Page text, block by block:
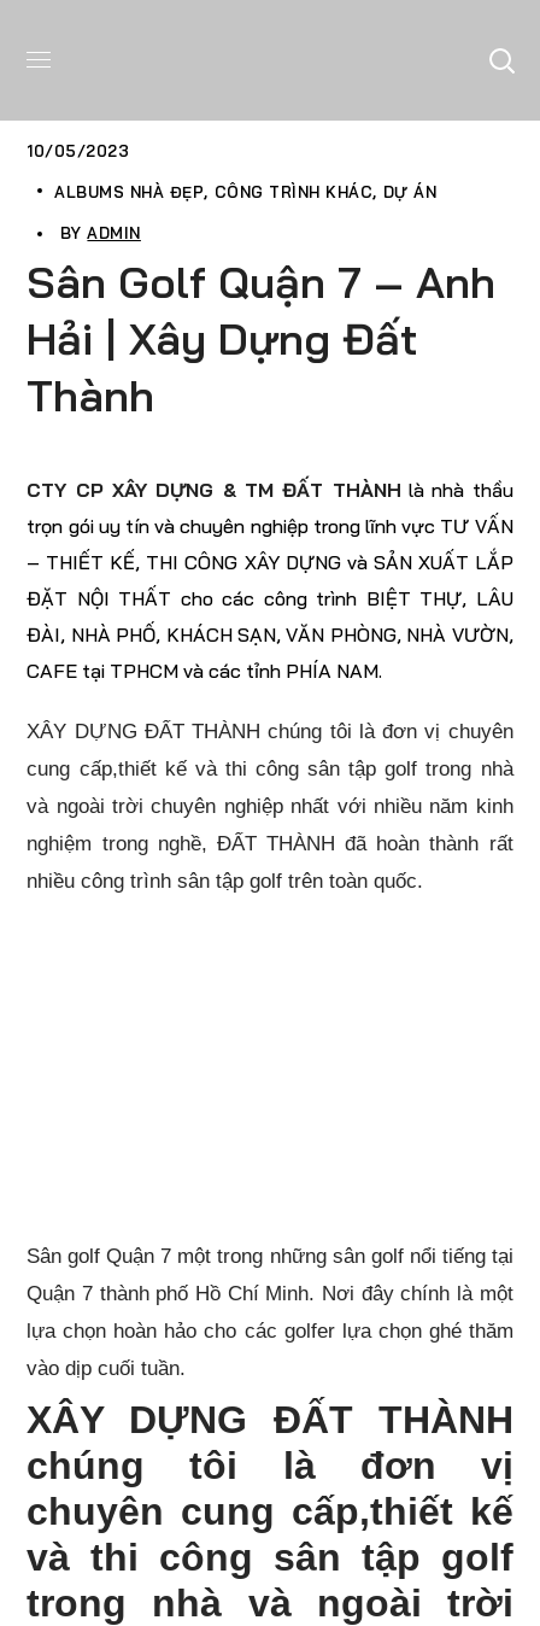
10/05/2023
ALBUMS NHÀ ĐẸP CÔNG TRÌNH KHÁC DỰ ÁN
BYADMIN
Sân Golf Quận 7 – Anh
Hải | Xây Dựng Đất
Thành
CTY CP XÂY DỰNG & TM ĐẤT THÀNH là nhà thầu
trọn gói uy tín và chuyên nghiệp trong lĩnh vực TƯ VẤN
– THIẾT KẾ, THI CÔNG XÂY DỰNG và SẢN XUẤT LẮP
ĐẶT NỘI THẤT cho các công trình BIỆT THỰ, LÂU
ĐÀI, NHÀ PHỐ, KHÁCH SẠN, VĂN PHÒNG, NHÀ VƯỜN,
CAFE tại TPHCM và các tỉnh PHÍA NAM.
XÂY DỰNG ĐẤT THÀNH chúng tôi là đơn vị chuyên
cung cấp,thiết kế và thi công sân tập golf trong nhà
và ngoài trời chuyên nghiệp nhất với nhiều năm kinh
nghiệm trong nghề, ĐẤT THÀNH đã hoàn thành rất
nhiều công trình sân tập golf trên toàn quốc.
Sân golf Quận 7 một trong những sân golf nổi tiếng tại
Quận 7 thành phố Hồ Chí Minh. Nơi đây chính là một
lựa chọn hoàn hảo cho các golfer lựa chọn ghé thăm
vào dịp cuối tuần.
XÂY DỰNG ĐẤT THÀNH
chúng tôi là đơn vị
chuyên cung cấp,thiết kế
và thi công sân tập golf
trong nhà và ngoài trời